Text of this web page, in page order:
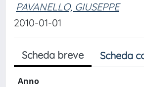
PAVANELLO, GIUSEPPE
2010-01-01
Scheda breve Scheda
Anno